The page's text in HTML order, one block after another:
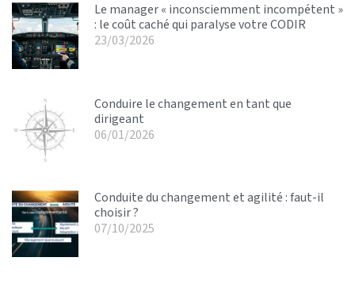
Le manager « inconsciemment incompétent »
: le coût caché qui paralyse votre CODIR
23/03/2026
Conduire le changement en tant que
dirigeant
06/01/2026
Conduite du changement et agilité : faut-il
choisir ?
07/10/2025